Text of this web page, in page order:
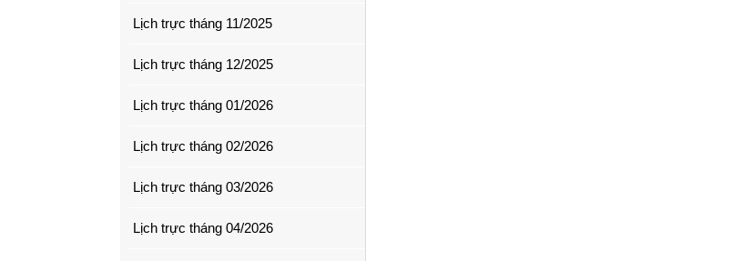
Lịch trực tháng 11/2025
Lịch trực tháng 12/2025
Lịch trực tháng 01/2026
Lịch trực tháng 02/2026
Lịch trực tháng 03/2026
Lịch trực tháng 04/2026